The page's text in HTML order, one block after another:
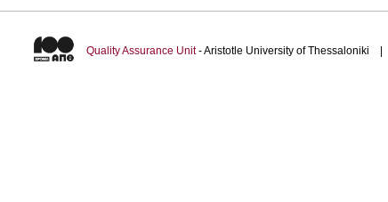
Quality Assurance Unit- Aristotle University of Thessaloniki |